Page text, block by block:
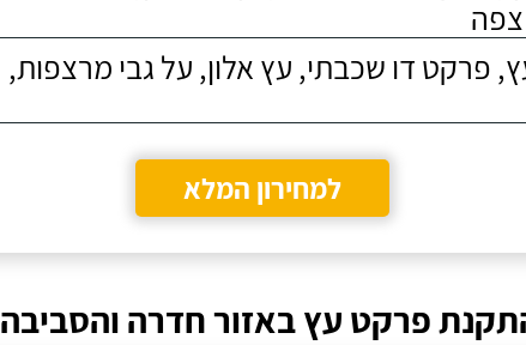
פרקט דו שכבתי, עץ אלון, על גבי מרצפות,
למחירון המלא
פרקט עץ באזור חדרה והסביבה